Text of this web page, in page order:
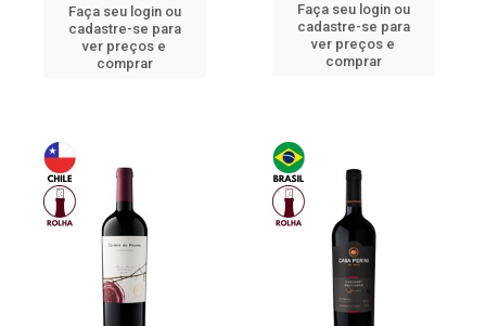
Faça seu login ou
cadastre-se para
ver preços e
comprar
Faça seu login ou
cadastre-se para
ver preços e
comprar